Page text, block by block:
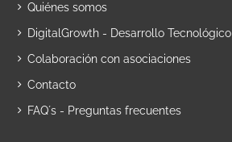
Quiénes somos
DigitalGrowth - Desarrollo Tecnológico
Colaboración con asociaciones
Contacto
FAQ´s - Preguntas frecuentes